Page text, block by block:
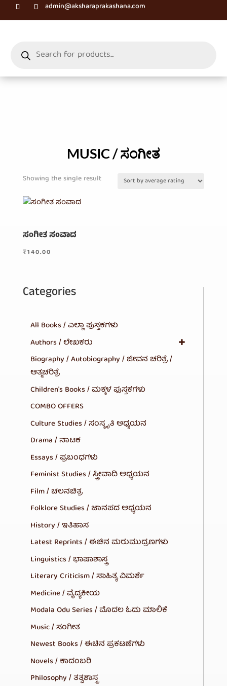
admin@aksharaprakashana.com
search
Categories
All Books / ಎಲ್ಲಾ ಪುಸ್ತಕಗಳು
Authors / ಲೇಖಕರು
Biography / Autobiography / ಜೀವನ ಚರಿತ್ರೆ /
ಆತ್ಮಚರಿತ್ರೆ
Children's Books / ಮಕ್ಕಳ ಪುಸ್ತಕಗಳು
COMBO OFFERS
Culture Studies / ಸಂಸ್ಕೃತಿ ಅಧ್ಯಯನ
Drama / ನಾಟಕ
Essays / ಪ್ರಬಂಧಗಳು
Feminist Studies / ಸ್ತ್ರೀವಾದಿ ಅಧ್ಯಯನ
Film / ಚಲನಚಿತ್ರ
Folklore Studies / ಜಾನಪದ ಅಧ್ಯಯನ
History / ಇತಿಹಾಸ
Latest Reprints / ಈಚಿನ ಮರುಮುದ್ರಣಗಳು
Linguistics / ಭಾಷಾಶಾಸ್ತ್ರ
Literary Criticism / ಸಾಹಿತ್ಯ ವಿಮರ್ಶೆ
Medicine / ವೈದ್ಯಕೀಯ
Modala Odu Series / ಮೊದಲ ಓದು ಮಾಲಿಕೆ
Music / ಸಂಗೀತ
Newest Books / ಈಚಿನ ಪ್ರಕಟಣೆಗಳು
Novels / ಕಾದಂಬರಿ
Philosophy / ತತ್ವಶಾಸ್ತ್ರ
MUSIC / ಸಂಗೀತ
Showing the single result
ಸಂಗೀತ ಸಂವಾದ
₹140.00